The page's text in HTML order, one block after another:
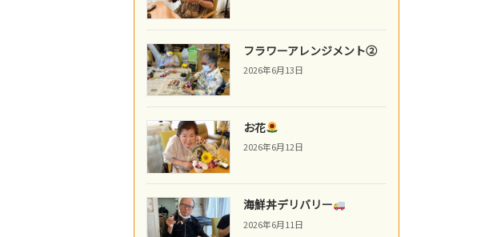
フラワーアレンジメント②
2026年6月13日
お花
2026年6月12日
海鮮丼デリバリー
2026年6月11日